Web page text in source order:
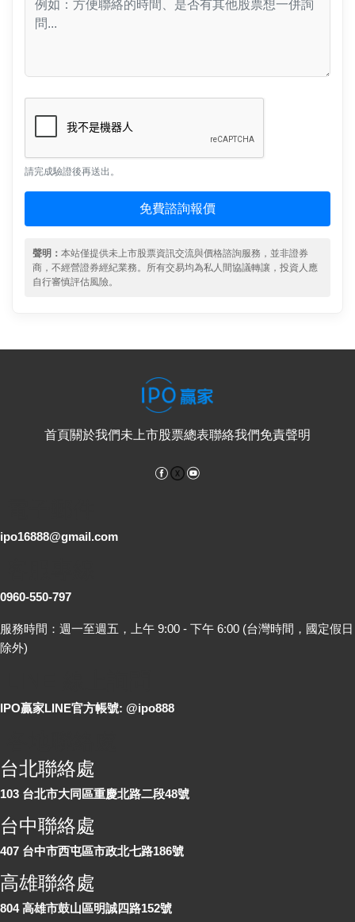
請完成驗證後再送出。
免費諮詢報價
聲明： 本站僅提供未上市股票資訊交流與價格諮詢服務，並非證券
商，不經營證券經紀業務。所有交易均為私人間協議轉讓，投資人應
自行審慎評估風險。
首頁關於我們未上市股票總表聯絡我們免責聲明
Facebook
ipo16888@gmail.com
0960-550-797
服務時間：週一至週五，上午 9:00 - 下午 6:00 (台灣時間，國定假日
除外)
IPO贏家LINE官方帳號: @ipo888
台北聯絡處
103 台北市大同區重慶北路二段48號
台中聯絡處
407 台中市西屯區市政北七路186號
高雄聯絡處
804 高雄市鼓山區明誠四路152號